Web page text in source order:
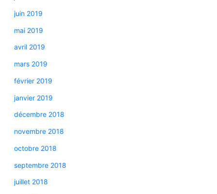
juin 2019
mai 2019
avril 2019
mars 2019
février 2019
janvier 2019
décembre 2018
novembre 2018
octobre 2018
septembre 2018
juillet 2018